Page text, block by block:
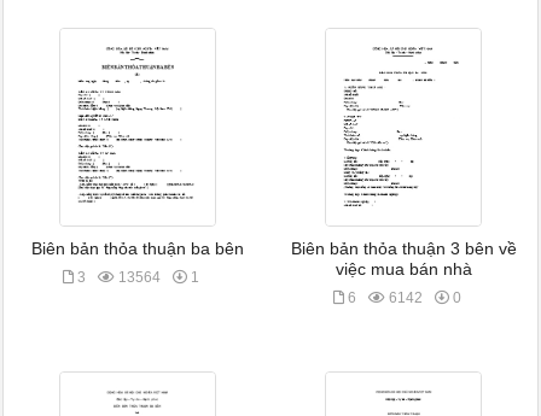
Biên bản thỏa thuận ba bên
3 13564 1
Biên bản thỏa thuận 3 bên về
việc mua bán nhà
6 6142 0